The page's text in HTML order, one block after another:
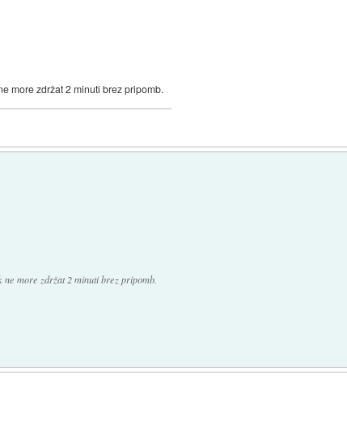
more zdržat 2 minuti brez pripomb.
more zdržat 2 minuti brez pripomb.